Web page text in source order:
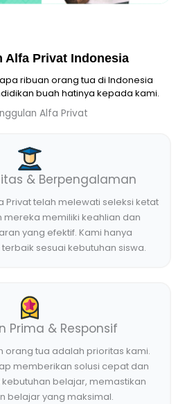
Alfa Privat Indonesia
ribuan orang tua di Indonesia
buah hatinya kepada kami.
& Berpengalaman
Privat telah melewati seleksi ketat
mereka memiliki keahlian dan
yang efektif. Kami hanya
sesuai kebutuhan siswa.
Prima & Responsif
orang tua adalah prioritas kami.
memberikan solusi cepat dan
belajar, memastikan
belajar yang maksimal.